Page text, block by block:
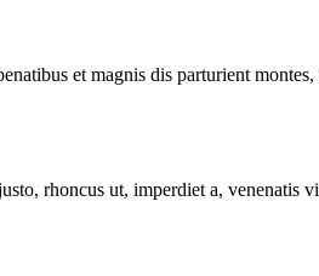
et magnis dis parturient
rhoncus ut, imperdiet a,